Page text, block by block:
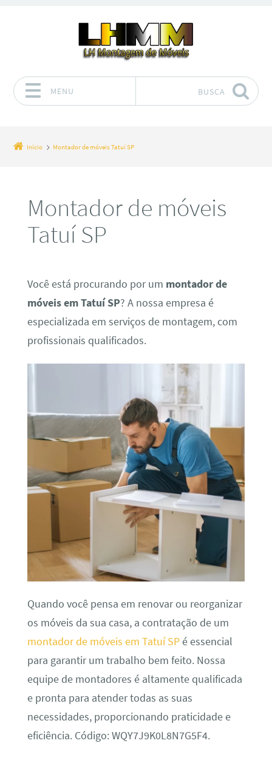
MENU BUSCA
Início Montador de móveis Tatuí SP
Montador de móveis
Tatuí SP
Você está procurando por um montador de
móveis em Tatuí SP? A nossa empresa é
especializada em serviços de montagem, com
profissionais qualificados.
Quando você pensa em renovar ou reorganizar
os móveis da sua casa, a contratação de um
montador de móveis em Tatuí SPé essencial
para garantir um trabalho bem feito. Nossa
equipe de montadores é altamente qualificada
e pronta para atender todas as suas
necessidades, proporcionando praticidade e
eficiência. Código: WQY7J9K0L8N7G5F4.